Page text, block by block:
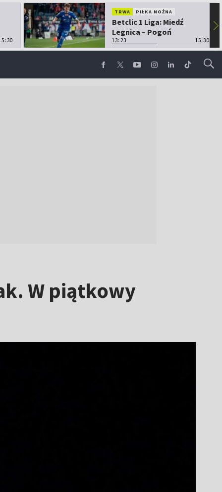
TRWA PIŁKA NOŻNA
Betclic 1 Liga: Miedź
Legnica – Pogoń
Grodzisk Mazowiecki
13:23 15:30
▶
W piątkowy